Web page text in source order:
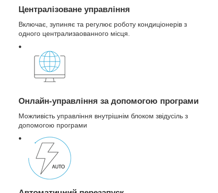
Централізоване управління
Включає, зупиняє та регулює роботу кондиціонерів з
одного централизаованного місця.
Онлайн-управління за допомогою програми
Можливість управління внутрішнім блоком звідусіль з
допомогою програми